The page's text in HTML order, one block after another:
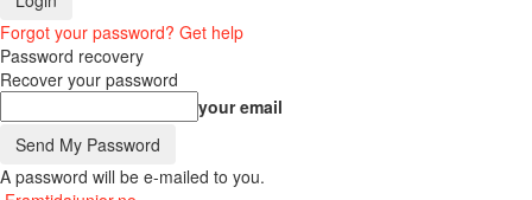
Forgot your password? Get help
Password recovery
Recover your password
your email
A password will be e-mailed to you.